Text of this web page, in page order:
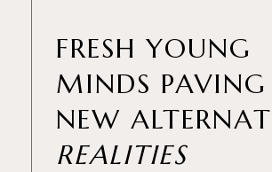
FRESH YOUNG
MINDS PAVING
NEW
REALITIES